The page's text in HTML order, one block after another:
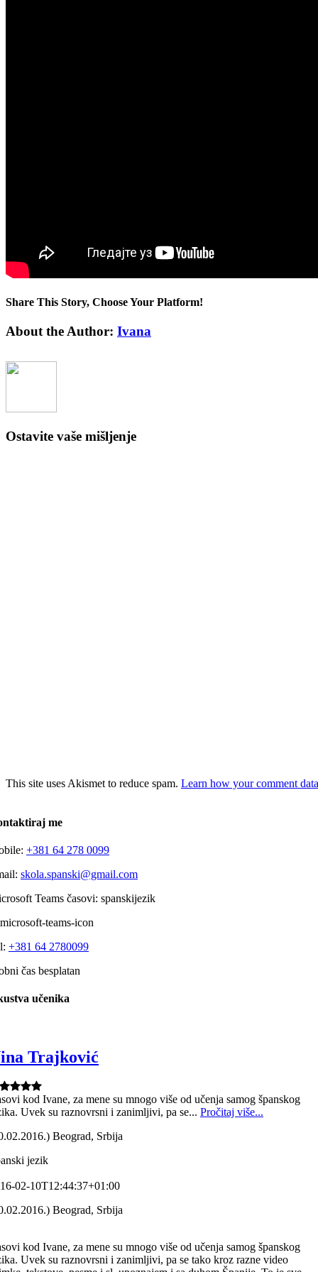
Share This Story, Choose Your Platform!
Facebook
X
Reddit
LinkedIn
Tumblr
Pinterest
Vk
Email
About the Author: Ivana
Ostavite vaše mišljenje
This site uses Akismet to reduce spam. Learn how your comment
me
+381 64 278 0099
skola.spanski@gmail.com
Teams časovi: spanskijezik
+381 64 2780099
čas besplatan
učenika
Trajković
kod Ivane, za mene su mnogo više od učenja samog španskog
Uvek su raznovrsni i zanimljivi, pa se... Pročitaj više...
Beograd, Srbija
jezik
02-10T12:44:37+01:00
Beograd, Srbija
kod Ivane, za mene su mnogo više od učenja samog španskog
Uvek su raznovrsni i zanimljivi, pa se tako kroz razne video